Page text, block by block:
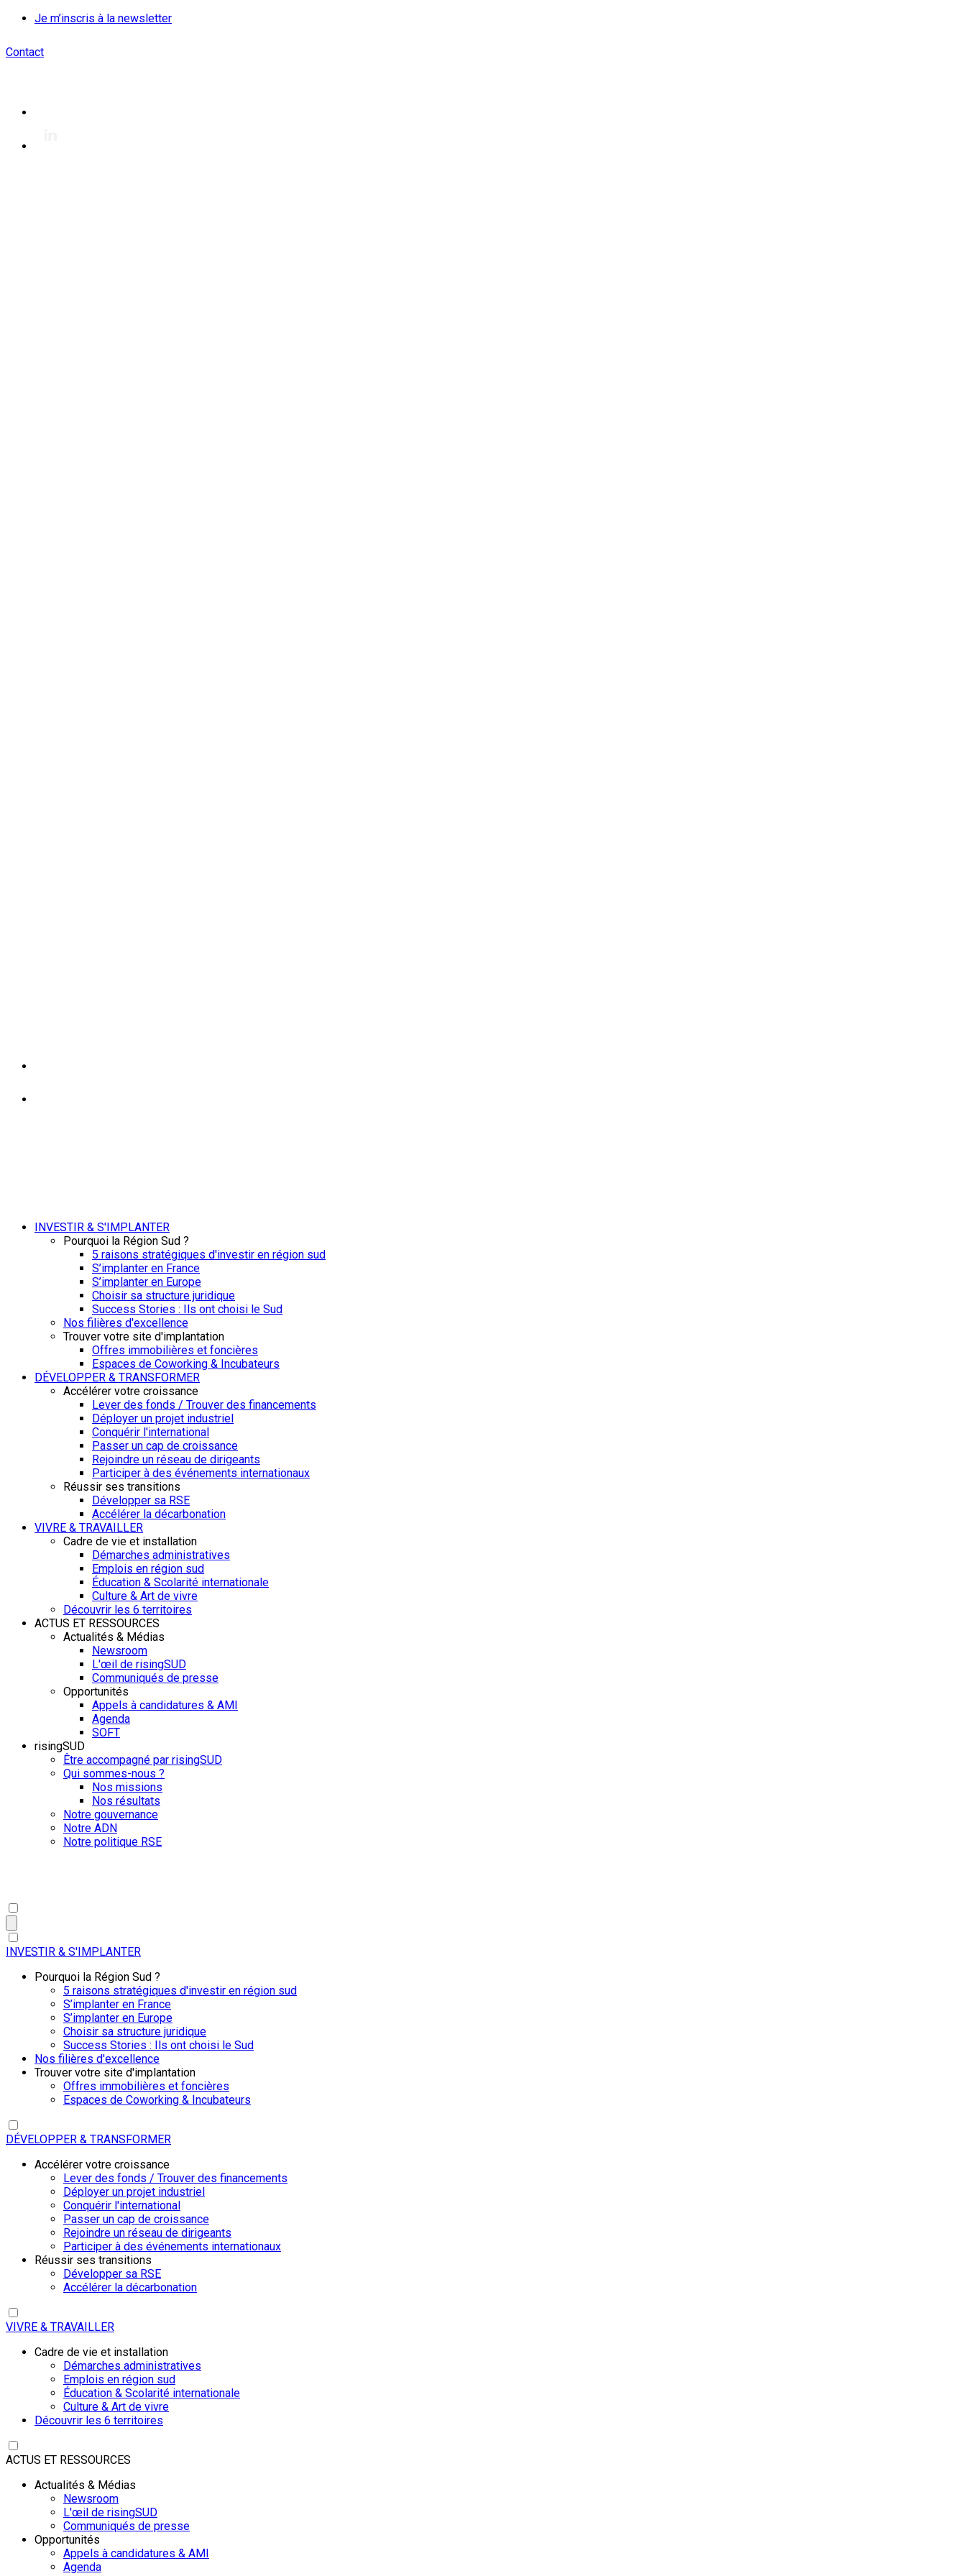
Je m’inscris à la newsletter
Contact
INVESTIR & S'IMPLANTER
Pourquoi la Région Sud ?
5 raisons stratégiques d'investir en région sud
S’implanter en France
S’implanter en Europe
Choisir sa structure juridique
Success Stories : Ils ont choisi le Sud
Nos filières d'excellence
Trouver votre site d'implantation
Offres immobilières et foncières
Espaces de Coworking & Incubateurs
DÉVELOPPER & TRANSFORMER
Accélérer votre croissance
Lever des fonds / Trouver des financements
Déployer un projet industriel
Conquérir l'international
Passer un cap de croissance
Rejoindre un réseau de dirigeants
Participer à des événements internationaux
Réussir ses transitions
Développer sa RSE
Accélérer la décarbonation
VIVRE & TRAVAILLER
Cadre de vie et installation
Démarches administratives
Emplois en région sud
Éducation & Scolarité internationale
Culture & Art de vivre
Découvrir les 6 territoires
ACTUS ET RESSOURCES
Actualités & Médias
Newsroom
L'œil de risingSUD
Communiqués de presse
Opportunités
Appels à candidatures & AMI
Agenda
SOFT
risingSUD
Être accompagné par risingSUD
Qui sommes-nous ?
Nos missions
Nos résultats
Notre gouvernance
Notre ADN
Notre politique RSE
INVESTIR & S'IMPLANTER
Pourquoi la Région Sud ?
5 raisons stratégiques d'investir en région sud
S’implanter en France
S’implanter en Europe
Choisir sa structure juridique
Success Stories : Ils ont choisi le Sud
Nos filières d'excellence
Trouver votre site d'implantation
Offres immobilières et foncières
Espaces de Coworking & Incubateurs
DÉVELOPPER & TRANSFORMER
Accélérer votre croissance
Lever des fonds / Trouver des financements
Déployer un projet industriel
Conquérir l'international
Passer un cap de croissance
Rejoindre un réseau de dirigeants
Participer à des événements internationaux
Réussir ses transitions
Développer sa RSE
Accélérer la décarbonation
VIVRE & TRAVAILLER
Cadre de vie et installation
Démarches administratives
Emplois en région sud
Éducation & Scolarité internationale
Culture & Art de vivre
Découvrir les 6 territoires
ACTUS ET RESSOURCES
Actualités & Médias
Newsroom
L'œil de risingSUD
Communiqués de presse
Opportunités
Appels à candidatures & AMI
Agenda